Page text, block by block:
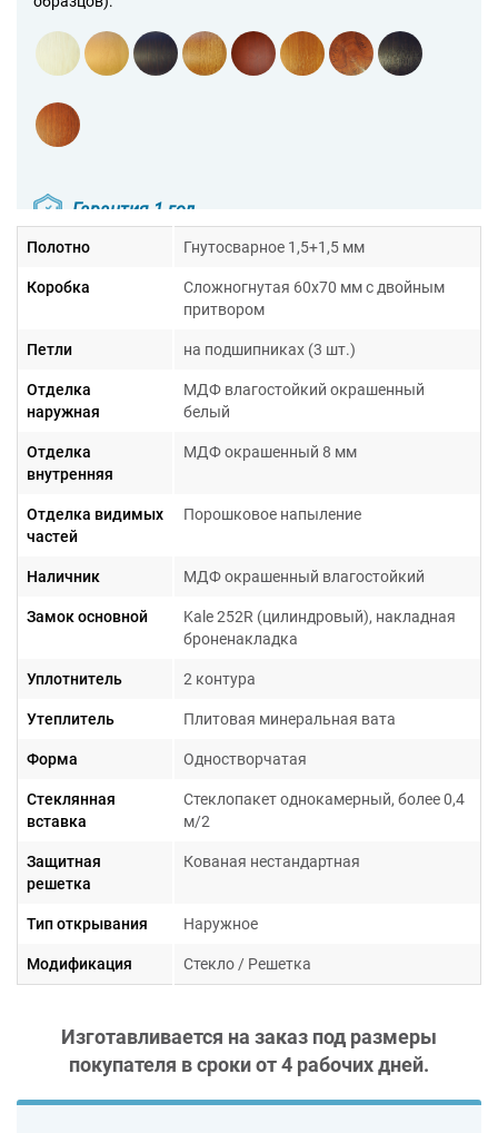
Гарантия 1 год
Полотно Гнутосварное 1,5+1,5 мм
Коробка
Сложногнутая 60х70 мм с двойным
притвором
Петли на подшипниках (3 шт.)
Отделка
наружная
МДФ влагостойкий окрашенный
белый
Отделка
внутренняя
МДФ окрашенный 8 мм
Отделка видимых
частей
Порошковое напыление
Наличник МДФ окрашенный влагостойкий
Замок основной
Kale 252R (цилиндровый), накладная
броненакладка
Уплотнитель 2 контура
Утеплитель Плитовая минеральная вата
Форма Одностворчатая
Стеклянная
вставка
Стеклопакет однокамерный, более 0,4
м/2
Защитная
решетка
Кованая нестандартная
Тип открывания Наружное
Модификация Стекло / Решетка
Изготавливается на заказ под размеры
покупателя в сроки от4 рабочих дней.